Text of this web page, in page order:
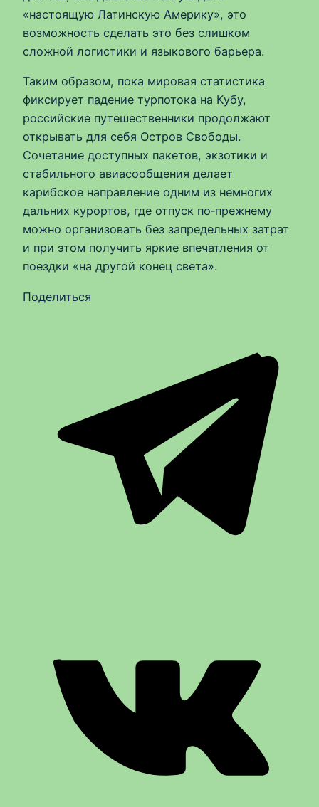
«настоящую Латинскую Америку», это
возможность сделать это без слишком
сложной логистики и языкового барьера.
Таким образом, пока мировая статистика
фиксирует падение турпотока на Кубу,
российские путешественники продолжают
открывать для себя Остров Свободы.
Сочетание доступных пакетов, экзотики и
стабильного авиасообщения делает
карибское направление одним из немногих
дальних курортов, где отпуск по‑прежнему
можно организовать без запредельных затрат
и при этом получить яркие впечатления от
поездки «на другой конец света».
Поделиться